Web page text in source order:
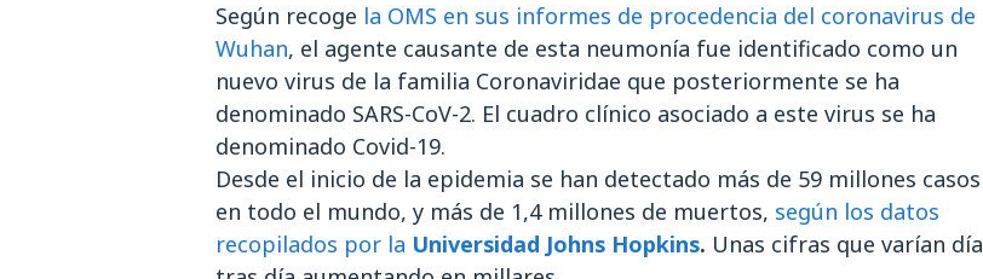
Según recoge la OMS en sus informes de procedencia del coronavirus de
Wuhan, el agente causante de esta neumonía fue identificado como un
nuevo virus de la familia Coronaviridae que posteriormente se ha
denominado SARS-CoV-2. El cuadro clínico asociado a este virus se ha
denominado Covid-19.
Desde el inicio de la epidemia se han detectado más de 59 millones casos
en todo el mundo, y más de 1,4 millones de muertos, según los datos
recopilados por la Universidad Johns Hopkins. Unas cifras que varían día